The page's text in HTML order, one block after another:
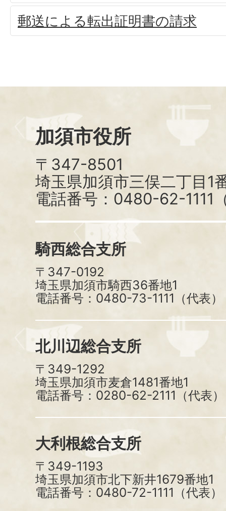
郵送による転出証明書の請求
加須市役所
〒347-8501
埼玉県加須市三俣二丁目1
電話番号：0480-62-1111
騎西総合支所
〒347-0192
埼玉県加須市騎西36番地1
電話番号：0480-73-1111（代表）
北川辺総合支所
〒349-1292
埼玉県加須市麦倉1481番地1
電話番号：0280-62-2111（代表）
大利根総合支所
〒349-1193
埼玉県加須市北下新井1679番地1
電話番号：0480-72-1111（代表）